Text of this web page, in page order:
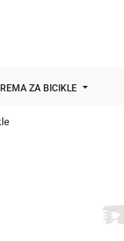
ZA BICIKLE